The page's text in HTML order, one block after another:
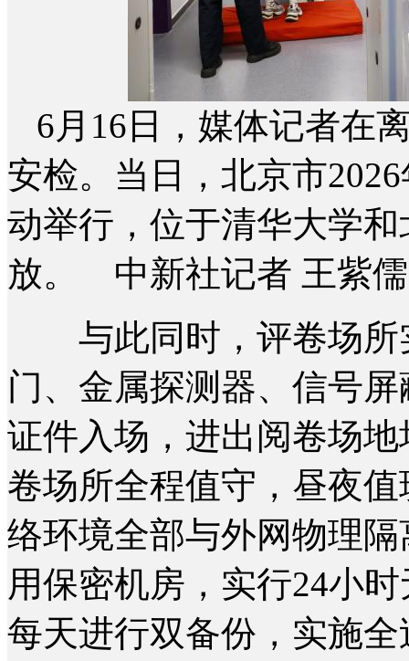
6月16日，媒体记者在
安检。当日，北京市
动举行，位于清华大学
放。 中新社记者 王紫
与此同时，评卷场所
门、金属探测器、信号
证件入场，进出阅卷场
卷场所全程值守，昼夜
络环境全部与外网物理
用保密机房，实行24小
每天进行双备份，实施